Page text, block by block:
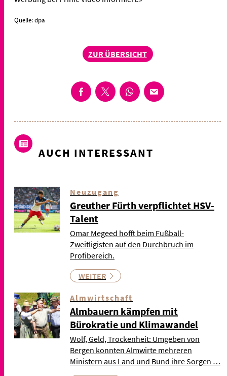
Quelle: dpa
ZUR ÜBERSICHT
AUCH INTERESSANT
Neuzugang
Greuther Fürth verpflichtet HSV-
Talent
Omar Megeed hofft beim Fußball-
Zweitligisten auf den Durchbruch im
Profibereich.
WEITER
Almwirtschaft
Almbauern kämpfen mit
Bürokratie und Klimawandel
Wolf, Geld, Trockenheit: Umgeben von
Bergen konnten Almwirte mehreren
Ministern aus Land und Bund ihre Sorgen …